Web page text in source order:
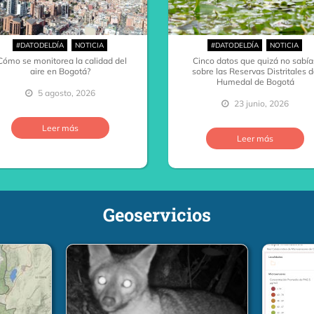
#DATODELDÍA NOTICIA
se monitorea la calidad del
aire en Bogotá?
5 agosto, 2026
Leer más
#DATODELDÍA NOTICIA
Cinco datos que quizá no
sobre las Reservas Distritales
Humedal de Bogotá
23 junio, 2026
Leer más
Geoservicios